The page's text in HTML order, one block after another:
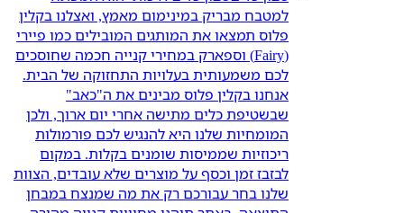
למטבח מבריק במינימום מאמץ, ואצלנו בקלין
פלוס תמצאו את המותגים המובילים כמו פיירי
(Fairy) וספארק במחירי קנייה חכמה שחוסכים
לכם משמעותית בעלויות התחזוקה של הבית.
אנחנו בקלין פלוס מבינים את ה"כאב"
שבשטיפת כלים מתישה אחרי יום ארוך, ולכן
המומחיות שלנו היא להנגיש לכם פורמולות
ריכוזיות שממיסות שומנים בקלות. במקום
לבזבז זמן וכסף על מוצרים שלא עובדים, הצוות
שלנו בחר עבורכם רק את מה שמנצח במבחן